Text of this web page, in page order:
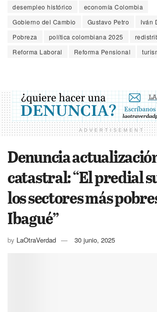
desempleo histórico
economía Colombia
Gobierno del Cambio
Gustavo Petro
Iván
Pobreza
política colombiana 2025
Reforma Laboral
Reforma Pensional
ADVERTISEMENT
Denuncia
catastral: “El predial
los sectores más
Ibagué”
by LaOtraVerdad 30 junio, 2025